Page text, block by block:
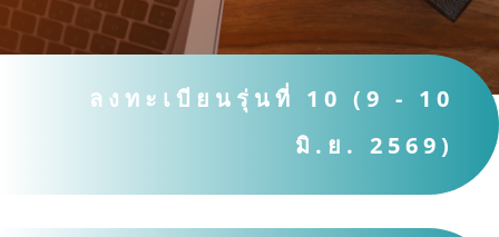
ลงทะเบียนรุ่นที่ 10 (9 - 10
มิ.ย. 2569)